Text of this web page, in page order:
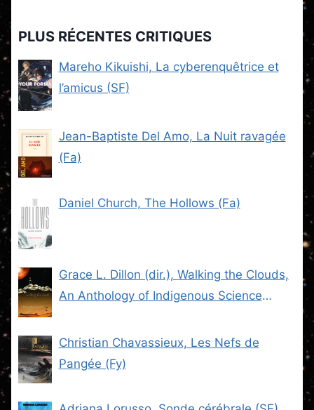
PLUS RÉCENTES CRITIQUES
Mareho Kikuishi, La cyberenquêtrice et
l’amicus (SF)
Jean-Baptiste Del Amo, La Nuit ravagée
(Fa)
Daniel Church, The Hollows (Fa)
Grace L. Dillon (dir.), Walking the Clouds,
An Anthology of Indigenous Science
Christian Chavassieux, Les Nefs de
Pangée (Fy)